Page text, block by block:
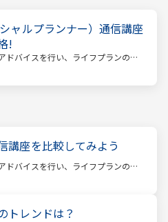
ャルプランナー）通信講座
!
ドバイスを行い、ライフプランの設
ンナー
講座を比較してみよう
ドバイスを行い、ライフプランの設
ンナー。
トレンドは？